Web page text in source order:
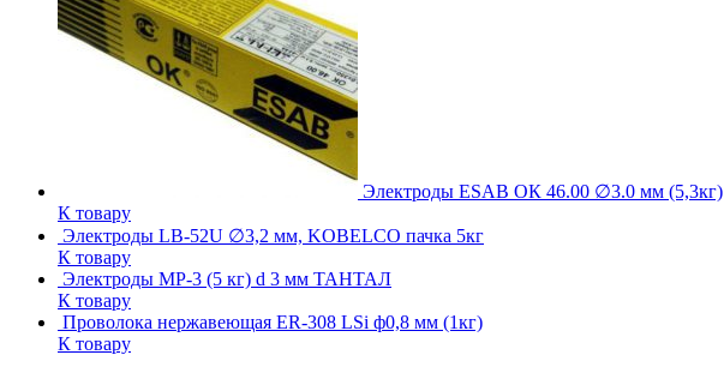
Электроды ESAB ОК 46.00 ∅3.0 мм (5,3кг)
К товару
Электроды LB-52U ∅3,2 мм, KOBELCO пачка 5кг
К товару
Электроды МР-3 (5 кг) d 3 мм ТАНТАЛ
К товару
Проволока нержавеющая ER-308 LSi ф0,8 мм (1кг)
К товару